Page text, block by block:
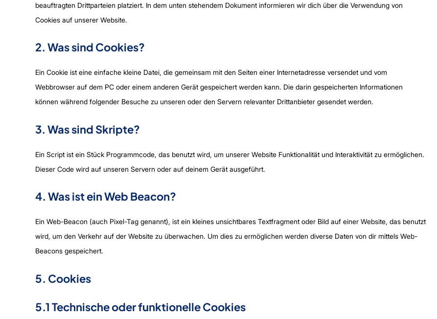
beauftragten Drittparteien platziert. In dem unten stehendem Dokument informieren wir dich über die Verwendung von
Cookies auf unserer Website.
2. Was sind Cookies?
Ein Cookie ist eine einfache kleine Datei, die gemeinsam mit den Seiten einer Internetadresse versendet und vom
Webbrowser auf dem PC oder einem anderen Gerät gespeichert werden kann. Die darin gespeicherten Informationen
können während folgender Besuche zu unseren oder den Servern relevanter Drittanbieter gesendet werden.
3. Was sind Skripte?
Ein Script ist ein Stück Programmcode, das benutzt wird, um unserer Website Funktionalität und Interaktivität zu ermöglichen.
Dieser Code wird auf unseren Servern oder auf deinem Gerät ausgeführt.
4. Was ist ein Web Beacon?
Ein Web-Beacon (auch Pixel-Tag genannt), ist ein kleines unsichtbares Textfragment oder Bild auf einer Website, das benutzt
wird, um den Verkehr auf der Website zu überwachen. Um dies zu ermöglichen werden diverse Daten von dir mittels Web-
Beacons gespeichert.
5. Cookies
5.1 Technische oder funktionelle Cookies